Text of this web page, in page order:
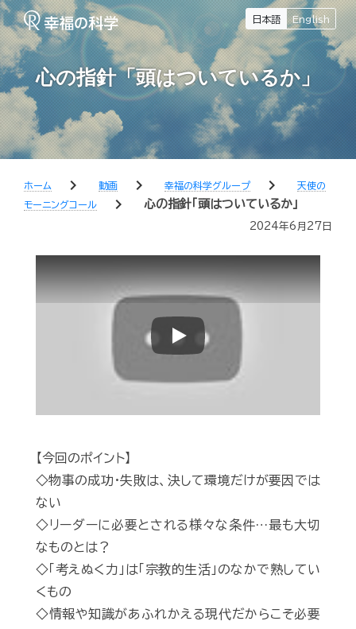
日本語 English
心の指針「頭はついているか」
ホーム chevron_right 動画 chevron_right 幸福の科学グループ chevron_right
天使の
モーニングコール
chevron_right 心の指針「頭はついているか」
2024年6月27日
Play
【今回のポイント】
◇物事の成功・失敗は、決して環境だけが要因では
ない
◇リーダーに必要とされる様々な条件…最も大切
なものとは？
◇「考えぬく力」は「宗教的生活」のなかで熟してい
くもの
◇情報や知識があふれかえる現代だからこそ必要